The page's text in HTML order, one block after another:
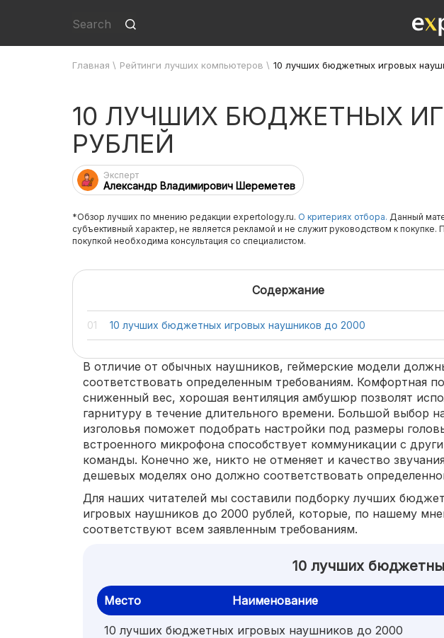
Главная \ Рейтинги лучших компьютеров \ 10 лучших бюджетных игровых
10 ЛУЧШИХ БЮДЖЕТНЫХ
РУБЛЕЙ
Эксперт
Александр Владимирович Шереметев
*Обзор лучших по мнению редакции expertology.ru. О критериях отбора. Данный
субъективный характер, не является рекламой и не служит руководством к покупке.
покупкой необходима консультация со специалистом.
Содержание
10 лучших бюджетных игровых наушников до 2000
В отличие от обычных наушников, геймерские модели
соответствовать определенным требованиям. Комфортная
сниженный вес, хорошая вентиляция амбушюр позволят
гарнитуру в течение длительного времени. Большой выбор
изголовья поможет подобрать настройки под размеры
встроенного микрофона способствует коммуникации с
команды. Конечно же, никто не отменяет и качество
дешевых моделях оно должно соответствовать
Для наших читателей мы составили подборку лучших
игровых наушников до 2000 рублей, которые, по нашему
соответствуют всем заявленным требованиям.
10 лучших
Место Наименование
10 лучших бюджетных игровых наушников до 2000